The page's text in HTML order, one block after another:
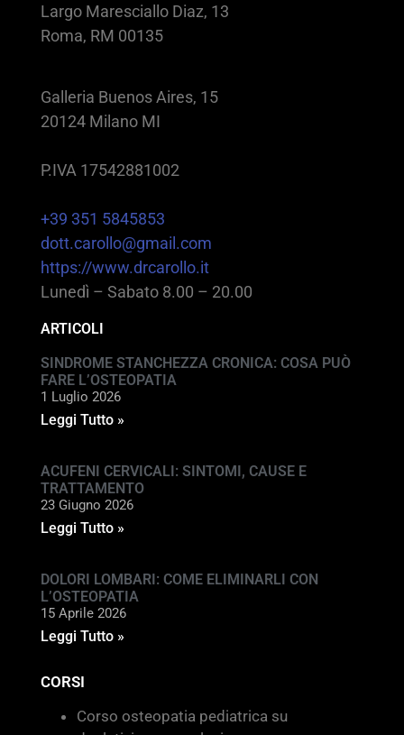
Largo Maresciallo Diaz, 13
Roma, RM 00135
Galleria Buenos Aires, 15
20124 Milano MI
P.IVA 17542881002
+39 351 5845853
dott.carollo@gmail.com
https://www.drcarollo.it
Lunedì – Sabato 8.00 – 20.00
ARTICOLI
SINDROME STANCHEZZA CRONICA: COSA PUÒ
FARE L’OSTEOPATIA
1 Luglio 2026
Leggi Tutto »
ACUFENI CERVICALI: SINTOMI, CAUSE E
TRATTAMENTO
23 Giugno 2026
Leggi Tutto »
DOLORI LOMBARI: COME ELIMINARLI CON
L’OSTEOPATIA
15 Aprile 2026
Leggi Tutto »
CORSI
Corso osteopatia pediatrica su